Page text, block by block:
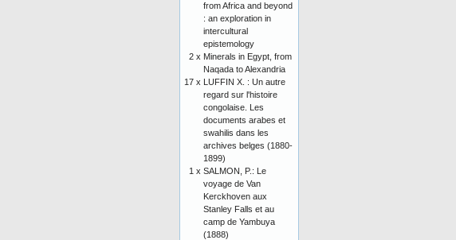
from Africa and beyond
: an exploration in
intercultural
epistemology
2 x Minerals in Egypt, from
Naqada to Alexandria
17 x LUFFIN X. : Un autre
regard sur l'histoire
congolaise. Les
documents arabes et
swahilis dans les
archives belges (1880-
1899)
1 x SALMON, P.: Le
voyage de Van
Kerckhoven aux
Stanley Falls et au
camp de Yambuya
(1888)